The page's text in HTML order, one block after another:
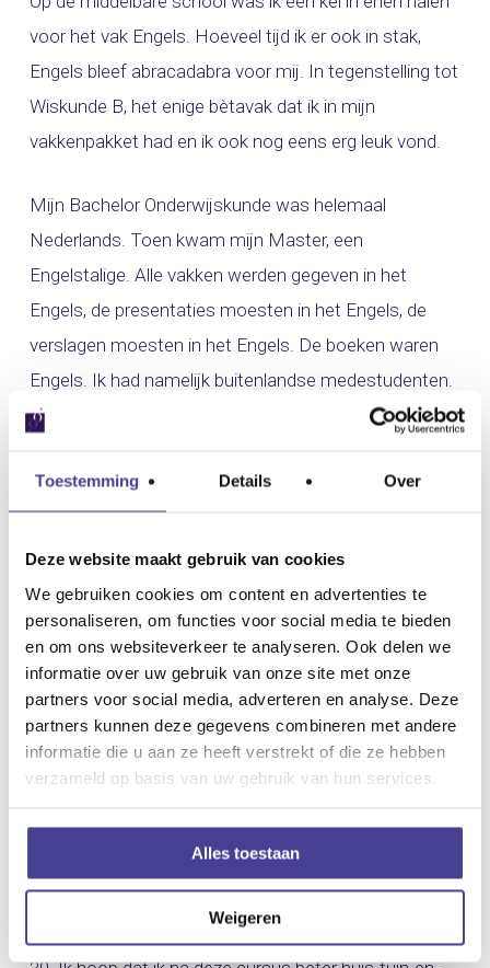
Toestemming Details Over
Deze website maakt gebruik van cookies
We gebruiken cookies om content en advertenties te
personaliseren, om functies voor social media te bieden
en om ons websiteverkeer te analyseren. Ook delen we
informatie over uw gebruik van onze site met onze
partners voor social media, adverteren en analyse. Deze
partners kunnen deze gegevens combineren met andere
informatie die u aan ze heeft verstrekt of die ze hebben
verzameld op basis van uw gebruik van hun services.
Alles toestaan
Weigeren
voor het vak Engels. Hoeveel tijd ik er ook in stak,
Engels bleef abracadabra voor mij. In tegenstelling tot
Wiskunde B, het enige bètavak dat ik in mijn
vakkenpakket had en ik ook nog eens erg leuk vond.
Mijn Bachelor Onderwijskunde was helemaal
Nederlands. Toen kwam mijn Master, een
Engelstalige. Alle vakken werden gegeven in het
Engels, de presentaties moesten in het Engels, de
verslagen moesten in het Engels. De boeken waren
Engels. Ik had namelijk buitenlandse medestudenten.
En Anke en Rianne, gelukkig, waar ik Nederlands mee
Nederlands. In dat jaar is mijn Engels duidelijk beter
geworden. Althans: het vak-idiotenengels. Want een
normaal huis-tuin-en-keuken-gesprekje in het Engels
is nog steeds aardig abracadabra voor mij. Als iemand
aan me vraagt: “Hi, how are you doing?” heeft diegene
toch niets aan een antwoord als “Thank you, I’m fine.
Well, I studied Educational Evaluation and
Assessment. Did you know that the one of most
important thing of a test are validity and reliability? If
development and some theories.”
Dus besloot ik me op te geven voor de cursus Engels
voor gevorderden. Vanavond is de eerste les, van de